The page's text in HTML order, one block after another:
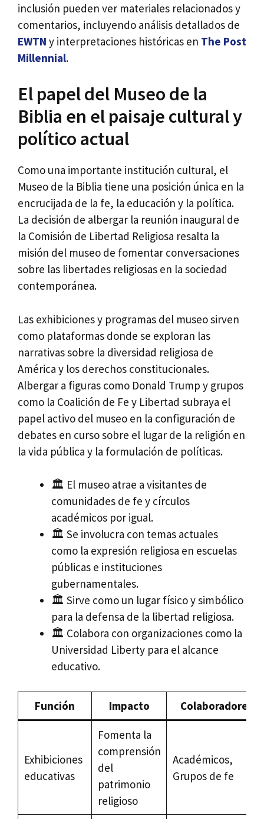
inclusión pueden ver materiales relacionados y
comentarios, incluyendo análisis detallados de
EWTN y interpretaciones históricas en The Post
Millennial.
El papel del Museo de la
Biblia en el paisaje cultural y
político actual
Como una importante institución cultural, el
Museo de la Biblia tiene una posición única en la
encrucijada de la fe, la educación y la política.
La decisión de albergar la reunión inaugural de
la Comisión de Libertad Religiosa resalta la
misión del museo de fomentar conversaciones
sobre las libertades religiosas en la sociedad
contemporánea.
Las exhibiciones y programas del museo sirven
como plataformas donde se exploran las
narrativas sobre la diversidad religiosa de
América y los derechos constitucionales.
Albergar a figuras como Donald Trump y grupos
como la Coalición de Fe y Libertad subraya el
papel activo del museo en la configuración de
debates en curso sobre el lugar de la religión en
la vida pública y la formulación de políticas.
🏛️ El museo atrae a visitantes de
comunidades de fe y círculos
académicos por igual.
🏛️ Se involucra con temas actuales
como la expresión religiosa en escuelas
públicas e instituciones
gubernamentales.
🏛️ Sirve como un lugar físico y simbólico
para la defensa de la libertad religiosa.
🏛️ Colabora con organizaciones como la
Universidad Liberty para el alcance
educativo.
Función Impacto Colaboradores
Exhibiciones
educativas
Fomenta la
comprensión
del
patrimonio
religioso
Académicos,
Grupos de fe